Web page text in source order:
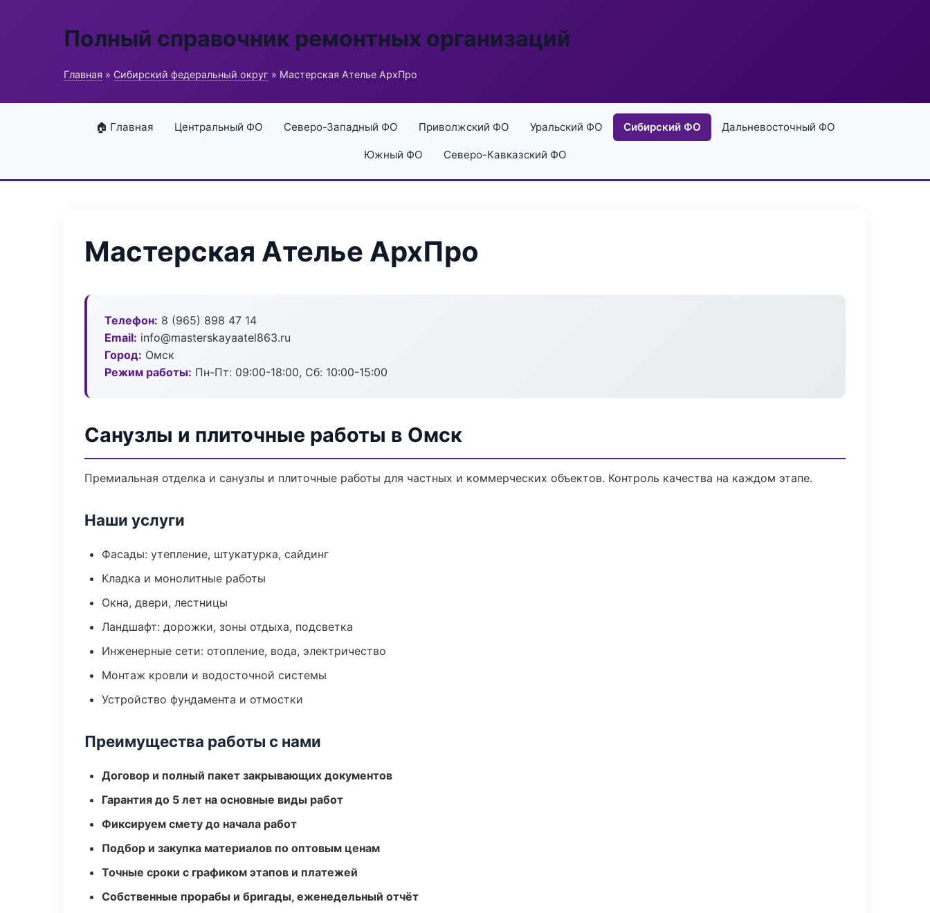
Полный справочник ремонтных организаций
Главная » Сибирский федеральный округ » Мастерская Ателье АрхПро
🏠 Главная Центральный ФО Северо-Западный ФО Приволжский ФО Уральский ФО Сибирский ФО Дальневосточный ФО
Южный ФО Северо-Кавказский ФО
Мастерская Ателье АрхПро
Телефон: 8 (965) 898 47 14
Email: info@masterskayaatel863.ru
Город: Омск
Режим работы: Пн-Пт: 09:00-18:00, Сб: 10:00-15:00
Санузлы и плиточные работы в Омск
Премиальная отделка и санузлы и плиточные работы для частных и коммерческих объектов. Контроль качества на каждом этапе.
Наши услуги
Фасады: утепление, штукатурка, сайдинг
Кладка и монолитные работы
Окна, двери, лестницы
Ландшафт: дорожки, зоны отдыха, подсветка
Инженерные сети: отопление, вода, электричество
Монтаж кровли и водосточной системы
Устройство фундамента и отмостки
Преимущества работы с нами
Договор и полный пакет закрывающих документов
Гарантия до 5 лет на основные виды работ
Фиксируем смету до начала работ
Подбор и закупка материалов по оптовым ценам
Точные сроки с графиком этапов и платежей
Собственные прорабы и бригады, еженедельный отчёт